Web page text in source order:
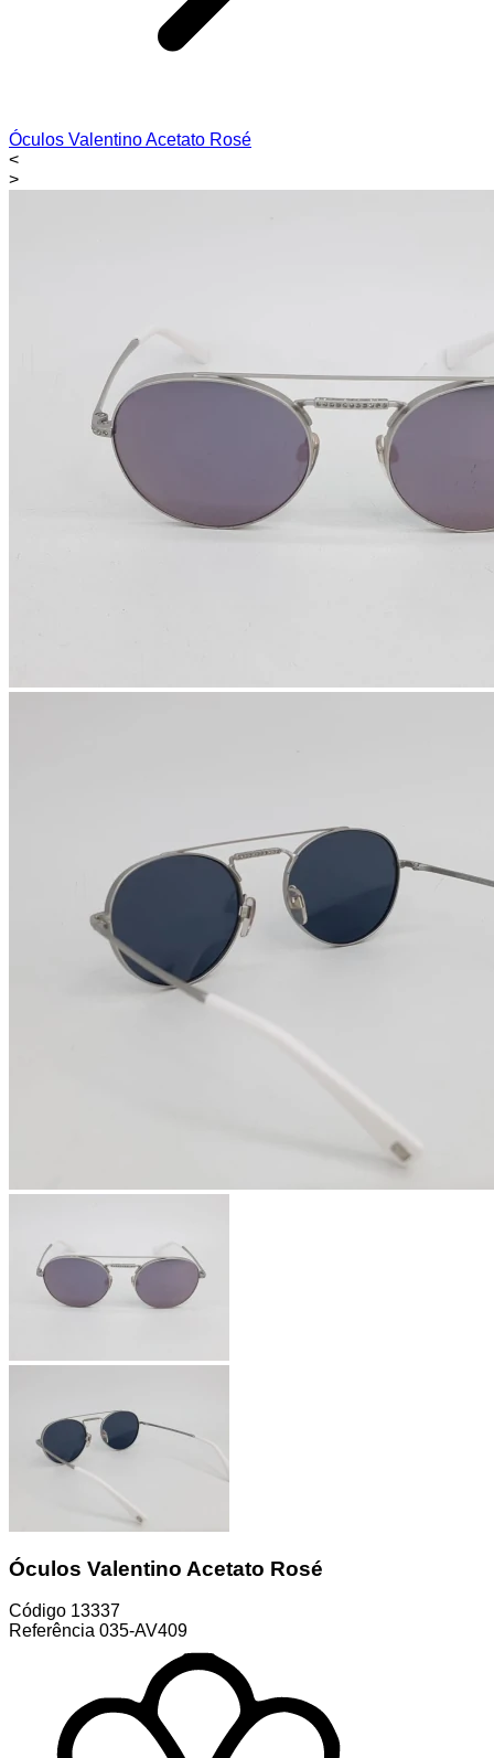
Óculos Valentino Acetato Rosé
<
>
Óculos Valentino Acetato Rosé
Código 13337
Referência 035-AV409